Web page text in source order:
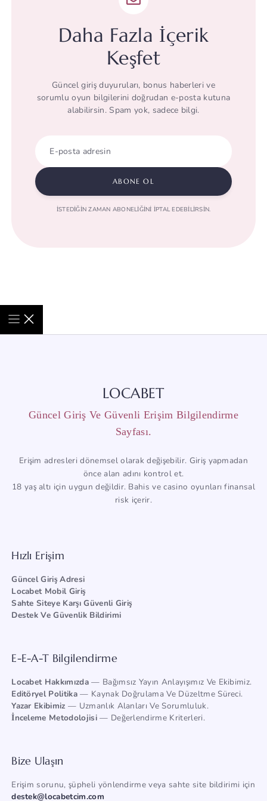
Daha Fazla İçerik
Keşfet
Güncel giriş duyuruları, bonus haberleri ve
sorumlu oyun bilgilerini doğrudan e-posta kutuna
alabilirsin. Spam yok, sadece bilgi.
E-posta adresin
ABONE OL
İSTEDIĞIN ZAMAN ABONELIĞINI IPTAL EDEBILIRSIN.
LOCABET
Güncel Giriş Ve Güvenli Erişim Bilgilendirme
Sayfası.
Erişim adresleri dönemsel olarak değişebilir. Giriş yapmadan
önce alan adını kontrol et.
18 yaş altı için uygun değildir. Bahis ve casino oyunları finansal
risk içerir.
Hızlı Erişim
Güncel Giriş Adresi
Locabet Mobil Giriş
Sahte Siteye Karşı Güvenli Giriş
Destek Ve Güvenlik Bildirimi
E-E-A-T Bilgilendirme
Locabet Hakkımızda— Bağımsız Yayın Anlayışımız Ve Ekibimiz.
Editöryel Politika— Kaynak Doğrulama Ve Düzeltme Süreci.
Yazar Ekibimiz — Uzmanlık Alanları Ve Sorumluluk.
İnceleme Metodolojisi— Değerlendirme Kriterleri.
Bize Ulaşın
Erişim sorunu, şüpheli yönlendirme veya sahte site bildirimi için
destek@locabetcim.com